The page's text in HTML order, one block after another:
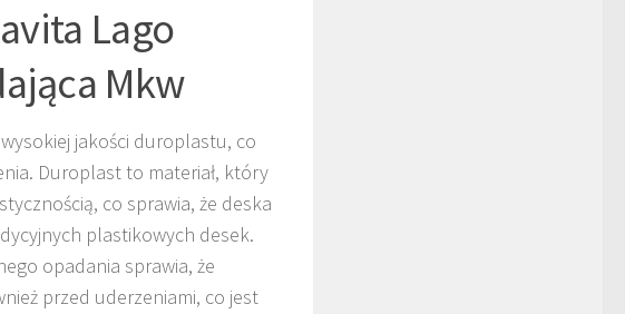
Lago
Mkw
jakości duroplastu, co
Duroplast to materiał, który
co sprawia, że deska
plastikowych desek.
opadania sprawia, że
przed uderzeniami, co jest